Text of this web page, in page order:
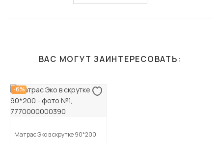
ВАС МОГУТ ЗАИНТЕРЕСОВАТЬ:
-6%
Матрас Эко в скрутке 90*200